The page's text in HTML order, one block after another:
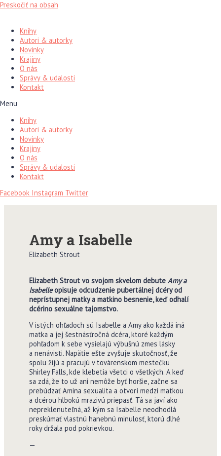
Preskočiť na obsah
Knihy
Autori & autorky
Novinky
Krajiny
O nás
Správy & udalosti
Kontakt
Menu
Knihy
Autori & autorky
Novinky
Krajiny
O nás
Správy & udalosti
Kontakt
Facebook Instagram Twitter
Amy a Isabelle
Elizabeth Strout
Elizabeth Strout vo svojom skvelom debute Amy a
Isabelleopisuje odcudzenie pubertálnej dcéry od
neprístupnej matky a matkino besnenie, keď odhalí
dcérino sexuálne tajomstvo.
V istých ohľadoch sú Isabelle a Amy ako každá iná
matka a jej šestnásťročná dcéra, ktoré každým
pohľadom k sebe vysielajú výbušnú zmes lásky
a nenávisti. Napätie ešte zvyšuje skutočnosť, že
spolu žijú a pracujú v továrenskom mestečku
Shirley Falls, kde klebetia všetci o všetkých. A keď
sa zdá, že to už ani nemôže byť horšie, začne sa
prebúdzať Amina sexualita a otvorí medzi matkou
a dcérou hlbokú mrazivú priepasť. Tá sa javí ako
nepreklenuteľná, až kým sa Isabelle neodhodlá
preskúmať vlastnú hanebnú minulosť, ktorú dlhé
roky držala pod pokrievkou.
—